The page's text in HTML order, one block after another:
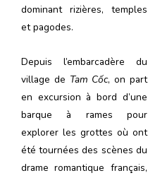
dominant rizières, temples
et pagodes.
Depuis l’embarcadère du
village de Tam Cốc, on part
en excursion à bord d’une
barque à rames pour
explorer les grottes où ont
été tournées des scènes du
drame romantique français,